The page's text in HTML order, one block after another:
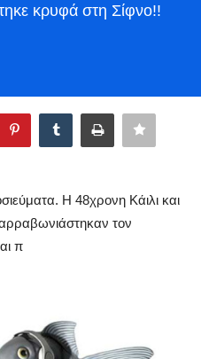
κρυφά στη Σίφνο!!
Η 48χρονη Κάιλι και
τον
π